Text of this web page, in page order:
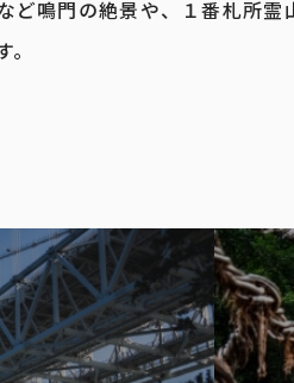
ど鳴門の絶景や、１番札所